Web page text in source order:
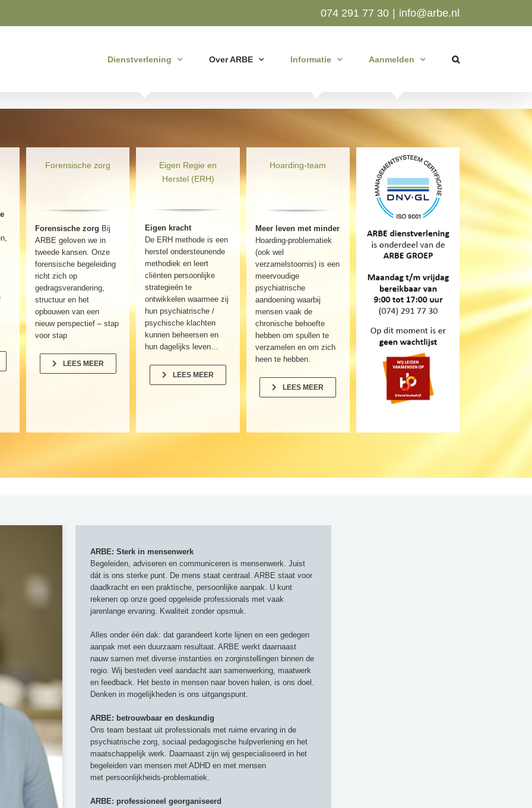
074 291 77 30 info@arbe.nl
Dienstverlening Over ARBE Informatie Aanmelden
Forensische zorg
Forensische zorg Bij
ARBE geloven we in
tweede kansen. Onze
forensische begeleiding
richt zich op
gedragsverandering,
structuur en het
opbouwen van een
nieuw perspectief – stap
voor stap
LEES MEER
Eigen Regie en
Herstel (ERH)
Eigen kracht
De ERH methode is een
herstel ondersteunende
methodiek en leert
cliënten persoonlijke
strategieën te
ontwikkelen waarmee zij
hun psychiatrische /
psychische klachten
kunnen beheersen en
hun dagelijks leven…
LEES MEER
Hoarding-team
Meer leven met minder
Hoarding-problematiek
(ook wel
verzamelstoornis) is een
meervoudige
psychiatrische
aandoening waarbij
mensen vaak de
chronische behoefte
hebben om spullen te
verzamelen en om zich
heen te hebben.
LEES MEER
ARBE: Sterk in mensenwerk
Begeleiden, adviseren en communiceren is mensenwerk. Juist
dát is ons sterke punt. De mens staat centraal. ARBE staat voor
daadkracht en een praktische, persoonlijke aanpak. U kunt
rekenen op onze goed opgeleide professionals met vaak
jarenlange ervaring. Kwaliteit zonder opsmuk.
Alles onder één dak: dat garandeert korte lijnen en een gedegen
aanpak met een duurzaam resultaat. ARBE werkt daarnaast
nauw samen met diverse instanties en zorginstellingen binnen de
regio. Wij besteden veel aandacht aan samenwerking, maatwerk
en feedback. Het beste in mensen naar boven halen, is ons doel.
Denken in mogelijkheden is ons uitgangspunt.
ARBE: betrouwbaar en deskundig
Ons team bestaat uit professionals met ruime ervaring in de
psychiatrische zorg, sociaal pedagogische hulpverlening en het
maatschappelijk werk. Daarnaast zijn wij gespecialiseerd in het
begeleiden van mensen met ADHD en met mensen
met persoonlijkheids-problematiek.
ARBE: professioneel georganiseerd